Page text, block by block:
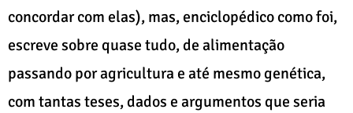
concordar com elas), mas, enciclopédico como foi,
escreve sobre quase tudo, de alimentação
passando por agricultura e até mesmo genética,
com tantas teses, dados e argumentos que seria